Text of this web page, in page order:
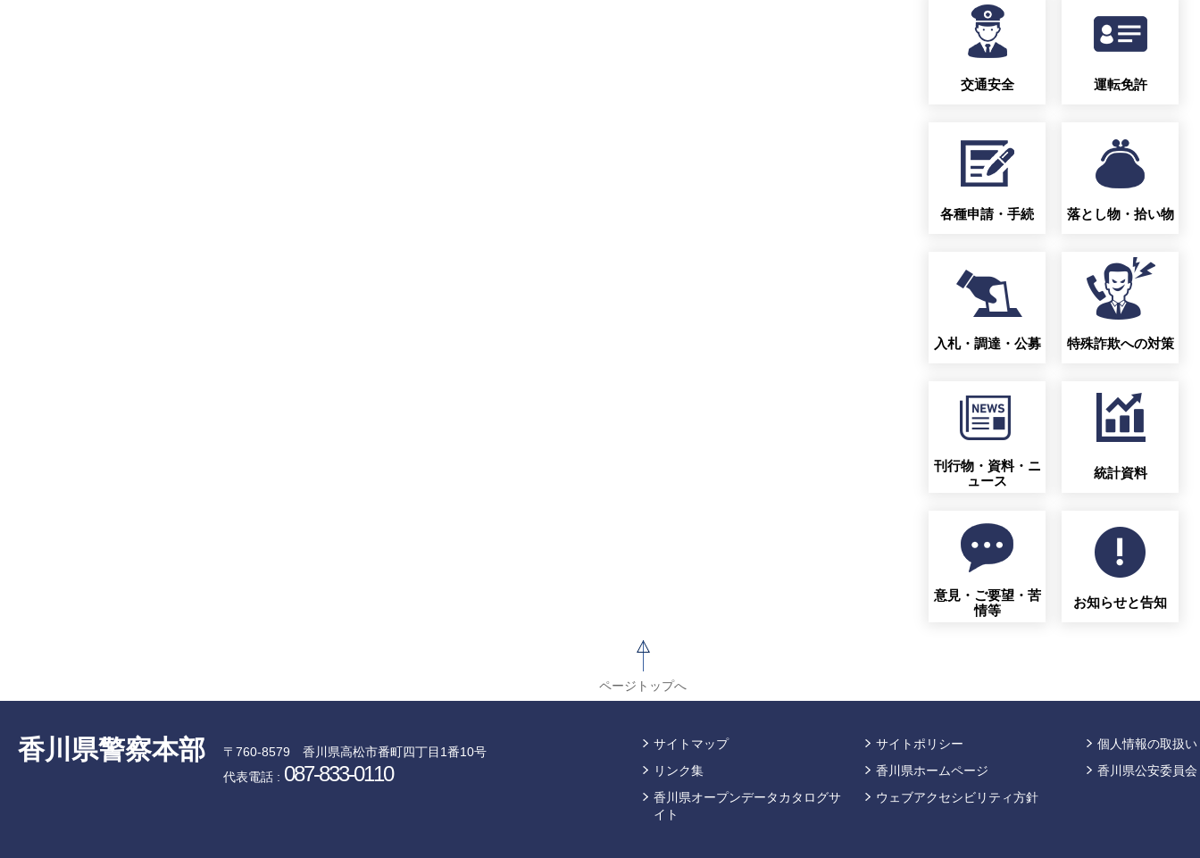
交通安全 運転免許
各種申請・手続 落とし物・拾い物
入札・調達・公募 特殊詐欺への対策
刊行物・資料・ニ
ュース
統計資料
意見・ご要望・苦
情等
お知らせと告知
ページトップへ
サイトマップ サイトポリシー
個人情報の取扱い
リンク集
香川県ホームページ
香川県公安委員会
香川県オープンデータカタログサ
イト
ウェブアクセシビリティ方針
香川県警察本部 〒760-8579
香川県高松市番町四丁目1番10号
代表電話 : 087-833-0110